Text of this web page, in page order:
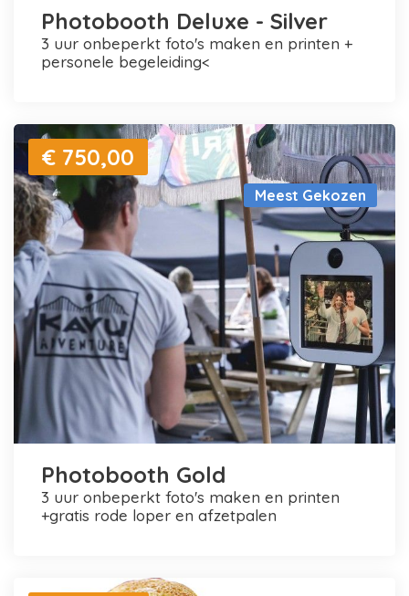
Photobooth Deluxe - Silver
3 uur onbeperkt foto's maken en printen +
personele begeleiding<
Meest Gekozen
€ 750,00
Photobooth Gold
3 uur onbeperkt foto's maken en printen
+gratis rode loper en afzetpalen